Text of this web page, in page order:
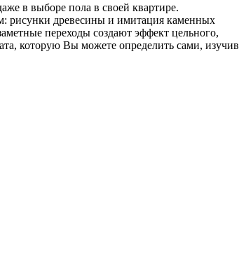
в выборе пола в своей квартире.
рисунки древесины и имитация каменных
переходы создают эффект цельного,
которую Вы можете определить сами, изучив